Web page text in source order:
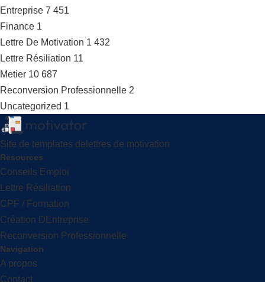
Entreprise 7 451
Finance 1
Lettre De Motivation 1 432
Lettre Résiliation 11
Metier 10 687
Reconversion Professionnelle 2
Uncategorized 1
Site de templates delettres de motivation
Resources
Conseils Emploi
Lettre Résiliation
CPF / Formation
Création DEntreprise
Reconversion Professionnelle
Navigation
A propos
Contact